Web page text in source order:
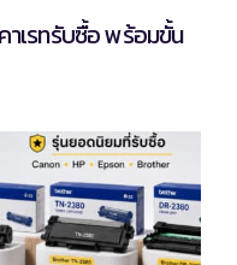
าเรทรับซื้อ พร้อมขั้น